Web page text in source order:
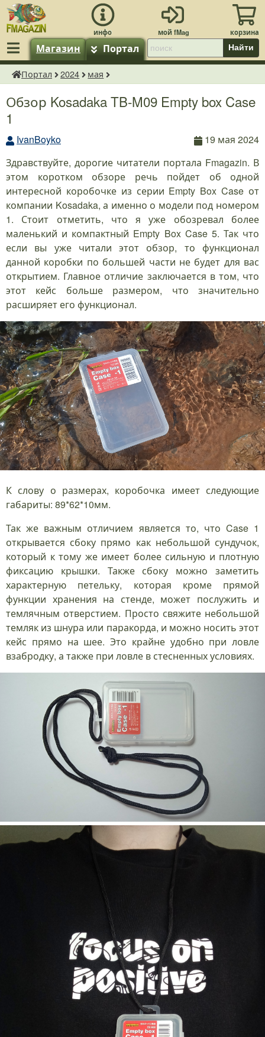
Магазин Портал Найти
fMagazin.ru
Портал 2024 мая
Обзор Kosadaka TB-M09 Empty box Case
1
IvanBoyko
19 мая 2024
Здравствуйте, дорогие читатели портала Fmagazin. В
этом коротком обзоре речь пойдет об одной
интересной коробочке из серии Empty Box Case от
компании Kosadaka, а именно о модели под номером
1. Стоит отметить, что я уже обозревал более
маленький и компактный Empty Box Case 5. Так что
если вы уже читали этот обзор, то функционал
данной коробки по большей части не будет для вас
открытием. Главное отличие заключается в том, что
этот кейс больше размером, что значительно
расширяет его функционал.
К слову о размерах, коробочка имеет следующие
габариты: 89*62*10мм.
Так же важным отличием является то, что Case 1
открывается сбоку прямо как небольшой сундучок,
который к тому же имеет более сильную и плотную
фиксацию крышки. Также сбоку можно заметить
характерную петельку, которая кроме прямой
функции хранения на стенде, может послужить и
темлячным отверстием. Просто свяжите небольшой
темляк из шнура или паракорда, и можно носить этот
кейс прямо на шее. Это крайне удобно при ловле
взабродку, а также при ловле в стесненных условиях.